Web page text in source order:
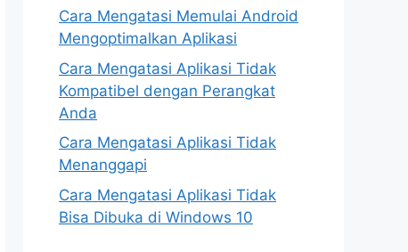
Cara Mengatasi Memulai Android
Mengoptimalkan Aplikasi
Cara Mengatasi Aplikasi Tidak
Kompatibel dengan Perangkat
Anda
Cara Mengatasi Aplikasi Tidak
Menanggapi
Cara Mengatasi Aplikasi Tidak
Bisa Dibuka di Windows 10